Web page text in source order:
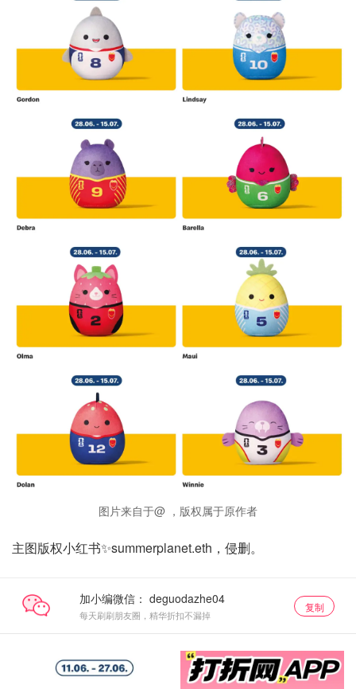
图片来自于@ ，版权属于原作者
主图版权小红书✨summerplanet.eth，侵删。
加小编微信：
每天刷刷朋友圈，精华折扣不漏掉
复制
毛绒玩具 关注我们